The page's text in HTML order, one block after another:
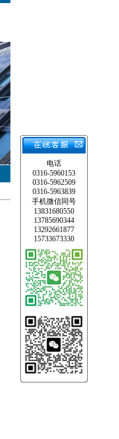
电话
0316-5960153
0316-5962509
0316-5963839
手机微信同号
13831680550
13785690344
13292661877
15733673330